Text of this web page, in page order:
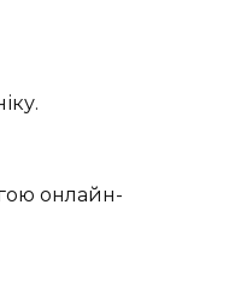
онлайн-